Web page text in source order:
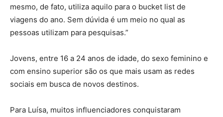
mesmo, de fato, utiliza aquilo para o bucket list de
viagens do ano. Sem dúvida é um meio no qual as
pessoas utilizam para pesquisas.”
Jovens, entre 16 a 24 anos de idade, do sexo feminino e
com ensino superior são os que mais usam as redes
sociais em busca de novos destinos.
Para Luísa, muitos influenciadores conquistaram